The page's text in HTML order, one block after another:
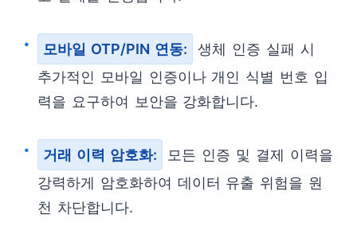
모바일 OTP/PIN 연동:
생체 인증 실패 시
추가적인 모바일 인증이나 개인 식별 번호 입
력을 요구하여 보안을 강화합니다.
거래 이력 암호화:
모든 인증 및 결제 이력을
강력하게 암호화하여 데이터 유출 위험을 원
천 차단합니다.